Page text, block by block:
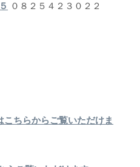
０８２５４２３０２２
ちらからご覧いただけま